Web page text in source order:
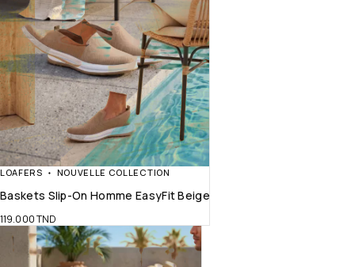
LOAFERS NOUVELLE COLLECTION
Baskets Slip-On Homme EasyFit Beige
119.000TND